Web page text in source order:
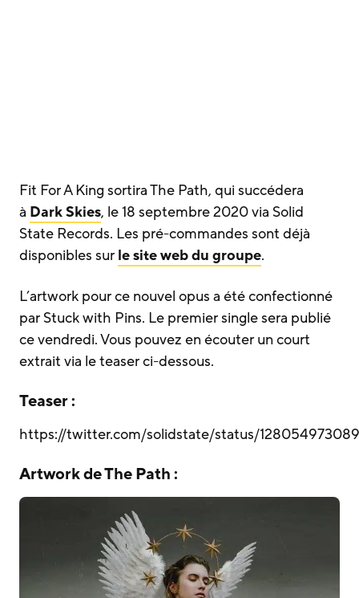
Fit For A King sortira The Path, qui succédera
à Dark Skies, le 18 septembre 2020 via Solid
State Records. Les pré-commandes sont déjà
disponibles sur le site web du groupe.
L’artwork pour ce nouvel opus a été confectionné
par Stuck with Pins. Le premier single sera publié
ce vendredi. Vous pouvez en écouter un court
extrait via le teaser ci-dessous.
Teaser :
https://twitter.com/solidstate/status/
Artwork de The Path :